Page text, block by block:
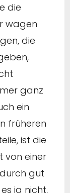
die
wagen
die
ganz
ein
früheren
ist die
von einer
gut
ja nicht,